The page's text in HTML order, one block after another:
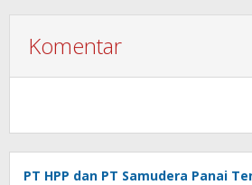
Komentar
PT HPP dan PT Samudera Panai